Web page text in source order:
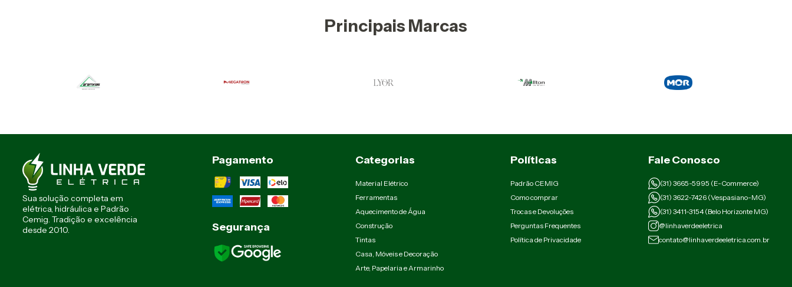
Principais Marcas
Sua solução completa em
elétrica, hidráulica e Padrão
Cemig. Tradição e excelência
desde 2010.
Pagamento
Segurança
Categorias
Material Elétrico
Ferramentas
Aquecimento de Água
Construção
Tintas
Casa, Móveis e Decoração
Arte, Papelaria e Armarinho
Políticas
Padrão CEMIG
Como comprar
Trocas e Devoluções
Perguntas Frequentes
Política de Privacidade
Fale Conosco
(31) 3665-5995 (E-Commerce)
(31) 3622-7426 (Vespasiano-MG)
(31) 3411-3154 (Belo Horizonte MG)
@linhaverdeeletrica
contato@linhaverdeeletrica.com.br